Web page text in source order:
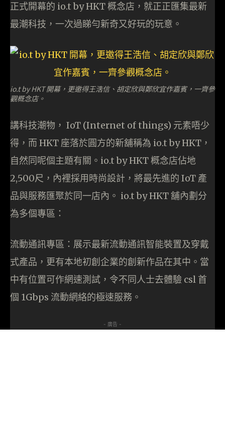
正式開幕的 io.t by HKT 概念店，就正正匯集最新
最潮科技，一次過睇勻新奇又好玩的玩意。
io.t by HKT 開幕，更邀得王浩信、胡定欣與鄭欣宜作嘉賓，一齊參
觀概念店。
講科技潮物， IoT (Internet of things) 元素唔少
得，而 HKT 座落於圓方的新舖稱為 io.t by HKT，
自然同呢個主題有關。io.t by HKT 概念店佔地
2,500尺，內裡採用時尚設計，將最先進的 IoT 產
品與服務匯聚於同一店內。 io.t by HKT 舖內劃分
為多個專區：
流動通訊專區：展示最新流動通訊智能裝置及穿戴
式產品，更有本地初創企業的創新作品在其中。當
中有位置可作網速測試，令不同人士去體驗 csl 首
個 1Gbps 流動網絡的極速服務。
- 廣告 -